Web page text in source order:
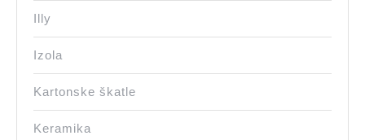
Illy
Izola
Kartonske škatle
Keramika